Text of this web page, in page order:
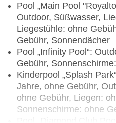
Pool „Main Pool
Outdoor, Süßwasser,
Liegestühle: ohne
Gebühr, Sonnendächer
Pool „Infinity Pool“:
Gebühr,
Kinderpool „Splash
Jahre, ohne Gebühr,
ohne Gebühr, Liegen:
Sonnenschirme: ohne